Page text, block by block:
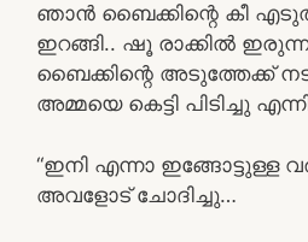
ഞാൻ ബൈക്കിന്റെ കീ
ഇറങ്ങി.. ഷൂ രാക്കിൽ
ബൈക്കിന്റെ അടുത്തേക്ക്
അമ്മയെ കെട്ടി പിടിച്ചു
“ഇനി എന്നാ ഇങ്ങോട്ടുള്ള
അവളോട് ചോദിച്ചു…